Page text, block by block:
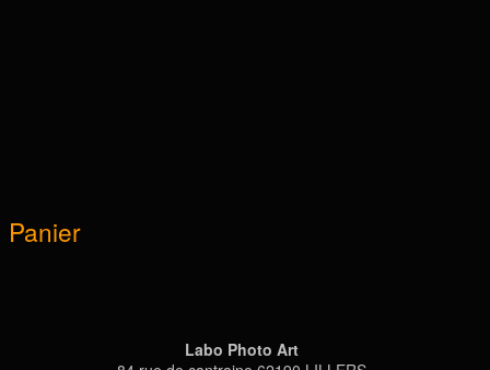
Panier
Labo Photo Art